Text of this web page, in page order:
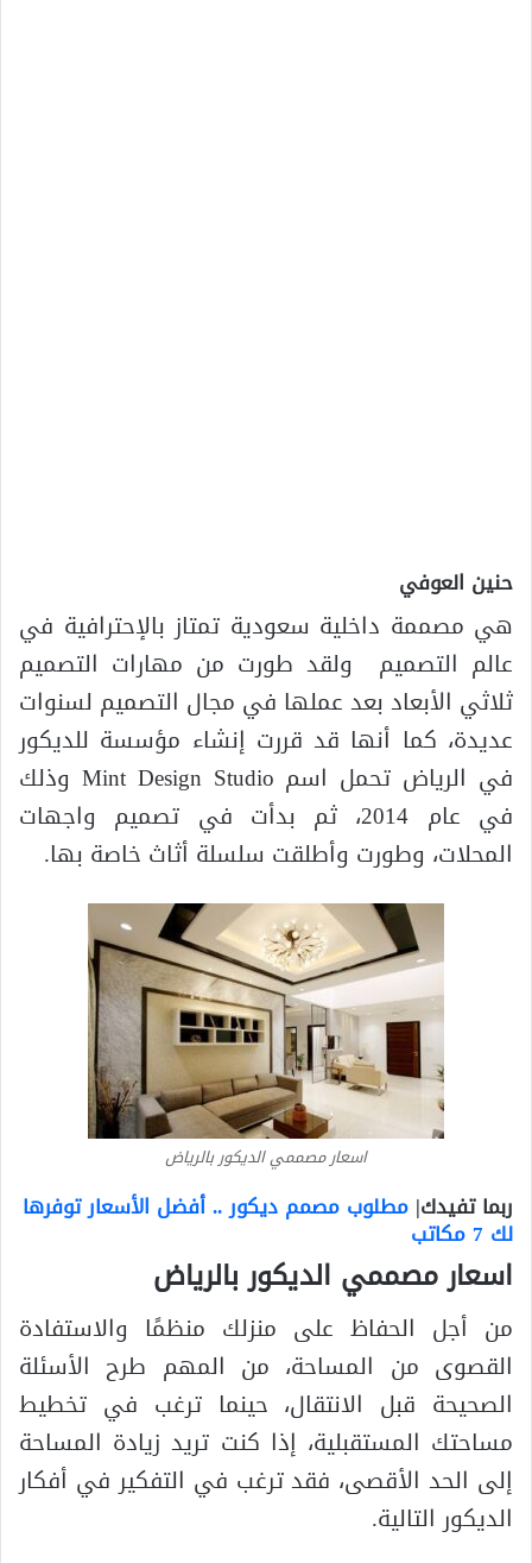
حنين العوفي
هي مصممة داخلية سعودية تمتاز بالإحترافية في
عالم التصميم ولقد طورت من مهارات التصميم
ثلاثي الأبعاد بعد عملها في مجال التصميم لسنوات
عديدة، كما أنها قد قررت إنشاء مؤسسة للديكور
في الرياض تحمل اسم Mint Design Studio وذلك
في عام 2014، ثم بدأت في تصميم واجهات
المحلات، وطورت وأطلقت سلسلة أثاث خاصة بها.
اسعار مصممي الديكور بالرياض
ربما تفيدك| مطلوب مصمم ديكور .. أفضل الأسعار توفرها
لك 7 مكاتب
اسعار مصممي الديكور بالرياض
من أجل الحفاظ على منزلك منظمًا والاستفادة
القصوى من المساحة، من المهم طرح الأسئلة
الصحيحة قبل الانتقال، حينما ترغب في تخطيط
مساحتك المستقبلية، إذا كنت تريد زيادة المساحة
إلى الحد الأقصى، فقد ترغب في التفكير في أفكار
الديكور التالية.